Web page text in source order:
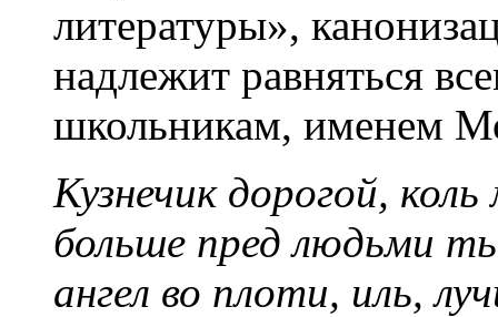
литературы»,
надлежит равняться
школьникам, именем
Кузнечик дорогой,
больше пред людьми
ангел во плоти, иль,